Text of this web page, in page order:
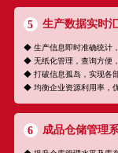
5 生产数据实时
◆ 生产信息即时准确统计
◆ 无纸化管理，查询方便
◆ 打破信息孤岛，实现各
◆ 均衡企业资源利用率，
6 成品仓储管理